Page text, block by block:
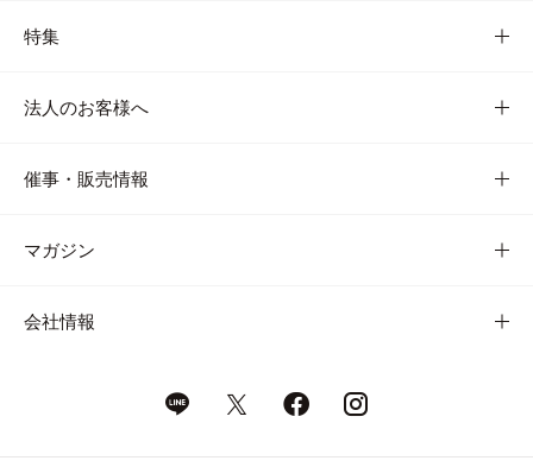
特集
法人のお客様へ
催事・販売情報
マガジン
会社情報